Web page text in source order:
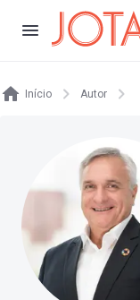
Início Autor